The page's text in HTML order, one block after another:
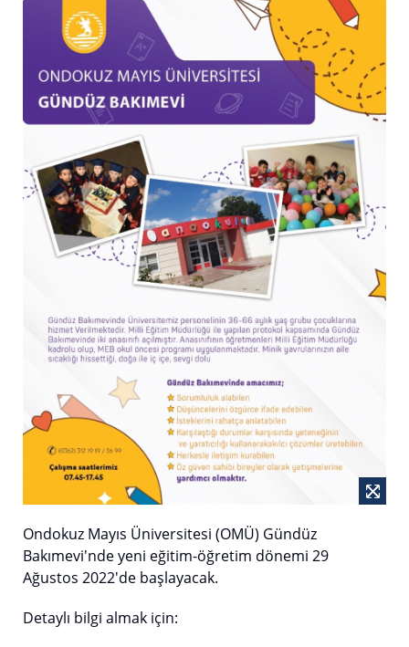
Ondokuz Mayıs Üniversitesi (OMÜ) Gündüz
Bakımevi'nde yeni eğitim-öğretim dönemi 29
Ağustos 2022'de başlayacak.
Detaylı bilgi almak için: